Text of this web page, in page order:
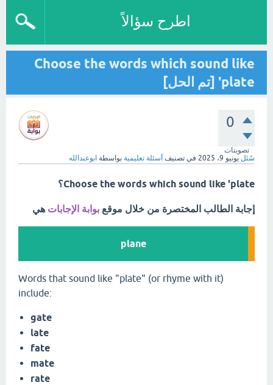
اطرح سؤالاً
Choose the words which sound like
'plate [تم الحل]
0
تصويتات
سُئل يونيو 9، 2025 في تصنيف أسئلة تعليمية بواسطة ابوعبدالله
Choose the words which sound like 'plate؟
إجابة الطالب المختصرة من خلال موقع بوابة الإجابات هي
plane
Words that sound like "plate" (or rhyme with it)
include:
gate
late
fate
mate
rate